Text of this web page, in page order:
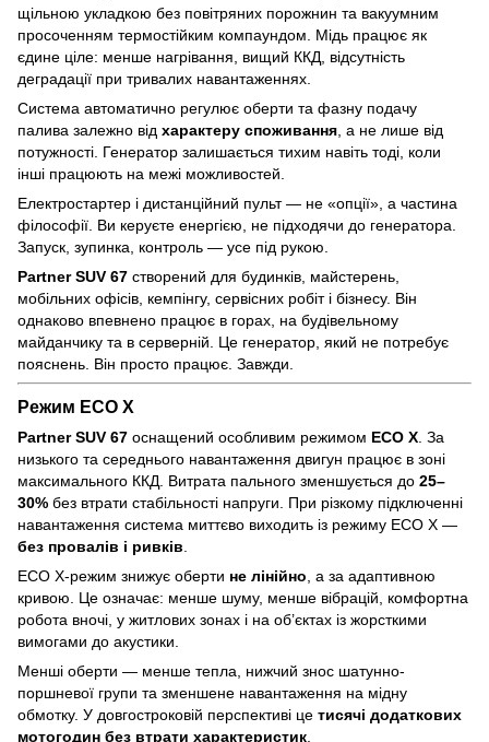
щільною укладкою без повітряних порожнин та вакуумним
просоченням термостійким компаундом. Мідь працює як
єдине ціле: менше нагрівання, вищий ККД, відсутність
деградації при тривалих навантаженнях.
Система автоматично регулює оберти та фазну подачу
палива залежно від характеру споживання , а не лише від
потужності. Генератор залишається тихим навіть тоді, коли
інші працюють на межі можливостей.
Електростартер і дистанційний пульт — не «опції», а частина
філософії. Ви керуєте енергією, не підходячи до генератора.
Запуск, зупинка, контроль — усе під рукою.
Partner SUV 67 створений для будинків, майстерень,
мобільних офісів, кемпінгу, сервісних робіт і бізнесу. Він
однаково впевнено працює в горах, на будівельному
майданчику та в серверній. Це генератор, який не потребує
пояснень. Він просто працює. Завжди.
Режим ECO X
Partner SUV 67 оснащений особливим режимом ECO X. За
низького та середнього навантаження двигун працює в зоні
максимального ККД. Витрата пального зменшується до 25–
30% без втрати стабільності напруги. При різкому підключенні
навантаження система миттєво виходить із режиму ECO X —
без провалів і ривків.
ECO X-режим знижує оберти не лінійно, а за адаптивною
кривою. Це означає: менше шуму, менше вібрацій, комфортна
робота вночі, у житлових зонах і на об’єктах із жорсткими
вимогами до акустики.
Менші оберти — менше тепла, нижчий знос шатунно-
поршневої групи та зменшене навантаження на мідну
обмотку. У довгостроковій перспективі це тисячі додаткових
мотогодин без втрати характеристик.